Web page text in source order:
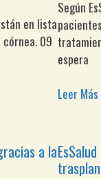
en lista
09
Según
espera
Leer Más
a la